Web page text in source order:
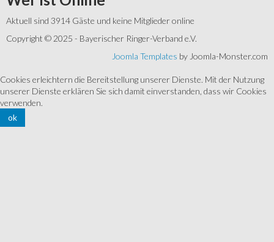
Aktuell sind 3914 Gäste und keine Mitglieder online
Copyright © 2025 - Bayerischer Ringer-Verband e.V.
Joomla Templates by Joomla-Monster.com
Cookies erleichtern die Bereitstellung unserer Dienste. Mit der Nutzung
unserer Dienste erklären Sie sich damit einverstanden, dass wir Cookies
verwenden.
ok